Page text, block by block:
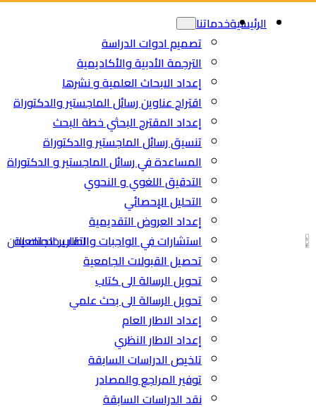
Skip
الرئيسيةخدماتنا
تصميم ادوات الدراسة
الترجمة الأدبية والأكاديمية
إعداد الابحاث العلمية و نشرها
اقتراح عناوين رسائل الماجستير والدكتوراة
إعداد المقترح البحثي خطة البحث
تنسيق رسائل الماجستير والدكتوراة
المساعدة في رسائل الماجستير و الدكتوراة
التدقيق اللغوي و النحوي
التحليل الإحصائي
إعداد العروض التقديمية
استشارات في الواجبات والتقارير الجامعية
تحصيل القبولات الجامعية
تحويل الرسالة الى كتاب
تحويل الرسالة الى بحث علمي
إعداد الاطار العام
إعداد الاطار النظري
تلخيص الدراسات السابقة
توفير المراجع والمصادر
نقد الدراسات السابقة
اطلب خدمتك الان